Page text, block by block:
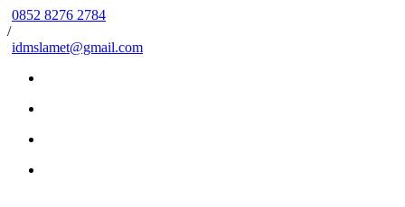
0852 8276 2784
/
idmslamet@gmail.com